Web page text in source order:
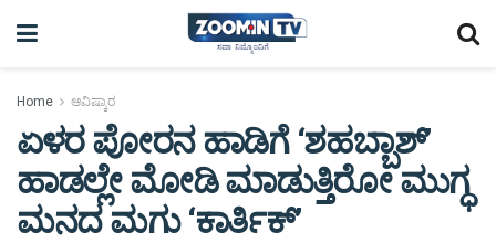
Home ಆವಿಷ್ಕಾರ
ಏಳರ ಪೋರನ ಹಾಡಿಗೆ ‘ಶಹಬ್ಬಾಶ್’
ಹಾಡಲ್ಲೇ ಮೋಡಿ ಮಾಡುತ್ತಿರೋ ಮುಗ್ಧ
ಮನದ ಮಗು ‘ಕಾರ್ತಿಕ್’